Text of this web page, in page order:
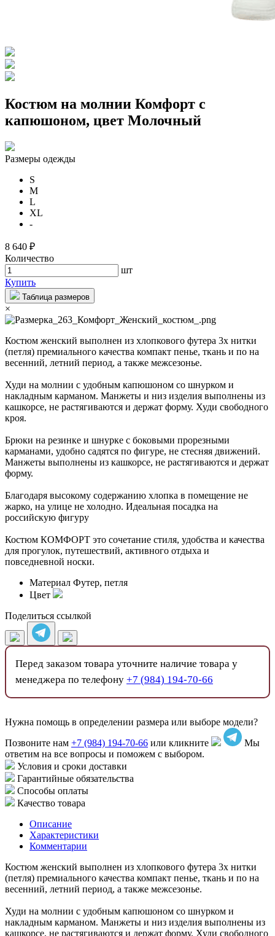
Костюм на молнии Комфорт с
капюшоном, цвет Молочный
Размеры одежды
S
M
L
XL
-
8 640 ₽
Количество
шт
Купить
Таблица размеров
×
Костюм женский выполнен из хлопкового футера 3х нитки
(петля) премиального качества компакт пенье, ткань и по на
весенний, летний период, а также межсезонье.
Худи на молнии с удобным капюшоном со шнурком и
накладным карманом. Манжеты и низ изделия выполнены из
кашкорсе, не растягиваются и держат форму. Худи свободного
кроя.
Брюки на резинке и шнурке с боковыми прорезными
карманами, удобно садятся по фигуре, не стесняя движений.
Манжеты выполнены из кашкорсе, не растягиваются и держат
форму.
Благодаря высокому содержанию хлопка в помещение не
жарко, на улице не холодно. Идеальная посадка на
российскую фигуру
Костюм КОМФОРТ это сочетание стиля, удобства и качества
для прогулок, путешествий, активного отдыха и
повседневной носки.
Материал Футер, петля
Цвет
Поделиться ссылкой
Перед заказом товара уточните наличие товара у
менеджера по телефону +7 (984) 194-70-66
Нужна помощь в определении размера или выборе модели?
Позвоните нам +7 (984) 194-70-66 или кликните
Мы
ответим на все вопросы и поможем с выбором.
Условия и сроки доставки
Гарантийные обязательства
Способы оплаты
Качество товара
Описание
Характеристики
Комментарии
Костюм женский выполнен из хлопкового футера 3х нитки
(петля) премиального качества компакт пенье, ткань и по на
весенний, летний период, а также межсезонье.
Худи на молнии с удобным капюшоном со шнурком и
накладным карманом. Манжеты и низ изделия выполнены из
кашкорсе, не растягиваются и держат форму. Худи свободного